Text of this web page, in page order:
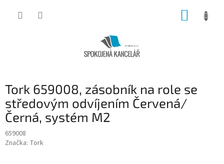
Tork 659008, zásobník na role se
středovým odvíjením Červená/
Černá, systém M2
659008
Značka: Tork